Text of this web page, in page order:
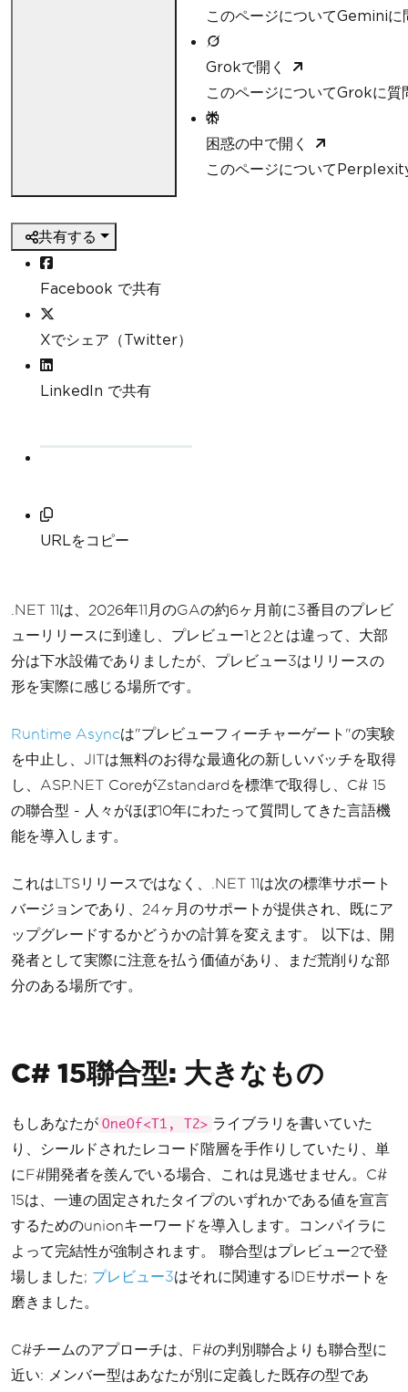
このページについてGeminiに
Grokで開く
このページについてGrokに質
困惑の中で開く
このページについて
共有する
Facebook で共有
Xでシェア（Twitter）
LinkedIn で共有
URLをコピー
.NET 11は、2026年11月のGAの約6ヶ月前に3番目のプレビ
ューリリースに到達し、プレビュー1と2とは違って、大部
分は下水設備でありましたが、プレビュー3はリリースの
形を実際に感じる場所です。
Runtime Asyncは"プレビューフィーチャーゲート"の実験
を中止し、JITは無料のお得な最適化の新しいバッチを取得
し、ASP.NET CoreがZstandardを標準で取得し、C# 15
の聯合型 - 人々がほぼ10年にわたって質問してきた言語機
能を導入します。
これはLTSリリースではなく、.NET 11は次の標準サポート
バージョンであり、24ヶ月のサポートが提供され、既にア
ップグレードするかどうかの計算を変えます。 以下は、開
発者として実際に注意を払う価値があり、まだ荒削りな部
分のある場所です。
C# 15聯合型: 大きなもの
もしあなたが OneOf<T1, T2> ライブラリを書いていた
り、シールドされたレコード階層を手作りしていたり、単
にF#開発者を羨んでいる場合、これは見逃せません。C#
15は、一連の固定されたタイプのいずれかである値を宣言
するためのunionキーワードを導入します。コンパイラに
よって完結性が強制されます。 聯合型はプレビュー2で登
場しました; プレビュー3はそれに関連するIDEサポートを
磨きました。
C#チームのアプローチは、F#の判別聯合よりも聯合型に
近い: メンバー型はあなたが別に定義した既存の型であ